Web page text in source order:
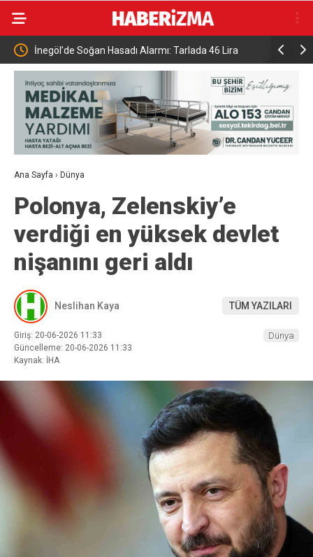
46 Lira İstanbul Havalimanı 4 Ana Pisti İçin Geri Sayım
Başladı
Ana Sayfa › Dünya
Polonya, Zelenskiy’e
verdiği en yüksek devlet
nişanını geri aldı
Neslihan Kaya TÜM YAZILARI
Giriş: 20-06-2026 11:33
Güncelleme: 20-06-2026 11:33
Kaynak: İHA
Dünya